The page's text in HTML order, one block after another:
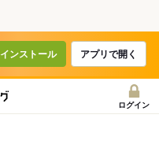
インストール アプリで開く
ログイン